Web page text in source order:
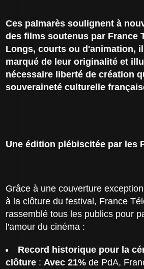
Ces palmarès soulignent à
des films soutenus par France
Longs, courts ou d'animation,
marqué de leur originalité et
nécessaire liberté de création
souveraineté culturelle
Une édition plébiscitée par les
Grâce à une couverture
à la clôture du festival, France
rassemblé tous les publics pour
l'amour du cinéma :
Record historique pour la
clôture : Avec 21% de PdA,